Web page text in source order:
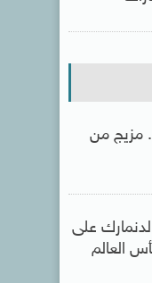
مزيج من
على
العالم